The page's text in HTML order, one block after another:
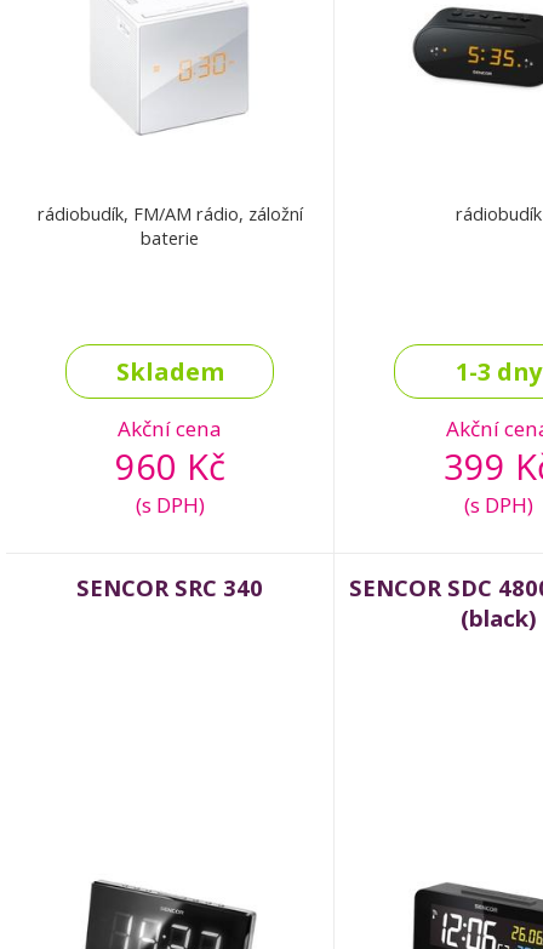
rádiobudík, FM/AM rádio, záložní
baterie
Skladem
Akční cena
960 Kč
(s DPH)
rádiobudík
1-3 dny
Akční
399
(s DPH)
SENCOR SRC 340
SENCOR SDC
(black)